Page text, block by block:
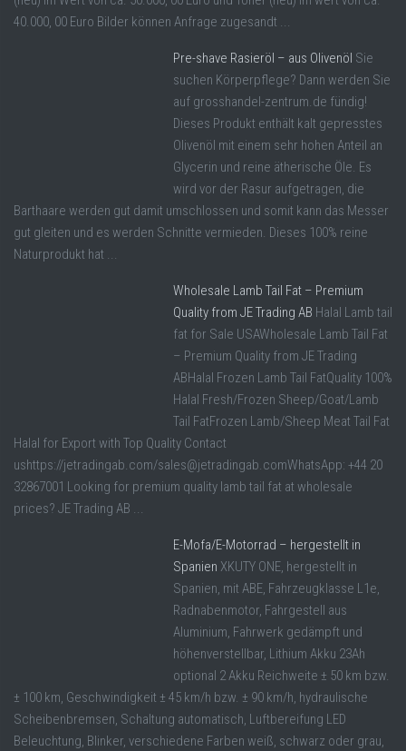
40.000, 00 Euro Bilder können Anfrage zugesandt ...
Pre-shave Rasieröl – aus Olivenöl Sie
suchen Körperpflege? Dann werden Sie
auf grosshandel-zentrum.de fündig!
Dieses Produkt enthält kalt gepresstes
Olivenöl mit einem sehr hohen Anteil an
Glycerin und reine ätherische Öle. Es
wird vor der Rasur aufgetragen, die
Barthaare werden gut damit umschlossen und somit kann das Messer
gut gleiten und es werden Schnitte vermieden. Dieses 100% reine
Naturprodukt hat ...
Wholesale Lamb Tail Fat – Premium
Quality from JE Trading AB Halal Lamb tail
fat for Sale USAWholesale Lamb Tail Fat
– Premium Quality from JE Trading
ABHalal Frozen Lamb Tail FatQuality 100%
Halal Fresh/Frozen Sheep/Goat/Lamb
Tail FatFrozen Lamb/Sheep Meat Tail Fat
Halal for Export with Top Quality Contact
ushttps://jetradingab.com/sales@jetradingab.comWhatsApp: +44 20
32867001 Looking for premium quality lamb tail fat at wholesale
prices? JE Trading AB ...
E-Mofa/E-Motorrad – hergestellt in
Spanien XKUTY ONE, hergestellt in
Spanien, mit ABE, Fahrzeugklasse L1e,
Radnabenmotor, Fahrgestell aus
Aluminium, Fahrwerk gedämpft und
höhenverstellbar, Lithium Akku 23Ah
optional 2 Akku Reichweite ± 50 km bzw.
± 100 km, Geschwindigkeit ± 45 km/h bzw. ± 90 km/h, hydraulische
Scheibenbremsen, Schaltung automatisch, Luftbereifung LED
Beleuchtung, Blinker, verschiedene Farben weiß, schwarz oder grau,